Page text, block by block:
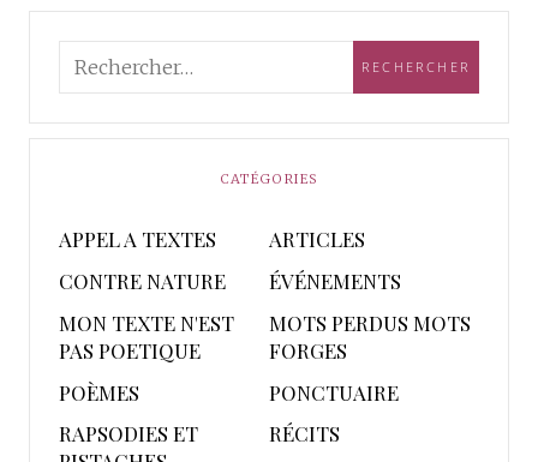
CATÉGORIES
APPEL A TEXTES
ARTICLES
CONTRE NATURE
ÉVÉNEMENTS
MON TEXTE N'EST
PAS POETIQUE
MOTS PERDUS MOTS
FORGES
POÈMES
PONCTUAIRE
RAPSODIES ET
RÉCITS